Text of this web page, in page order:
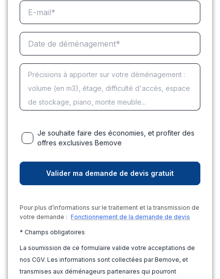
Je souhaite faire des économies, et profiter des
offres exclusives Bemove
Pour plus d’informations sur le traitement et la transmission de
votre demande : Fonctionnement de la demande de devis
* Champs obligatoires
La soumission de ce formulaire valide votre acceptations de
nos CGV. Les informations sont collectées par Bemove, et
transmises aux déménageurs partenaires qui pourront